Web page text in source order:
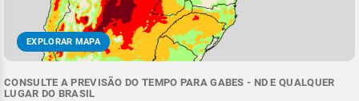
EXPLORAR MAPA
CONSULTE A PREVISÃO DO TEMPO PARA GABES - ND E QUALQUER
LUGAR DO BRASIL